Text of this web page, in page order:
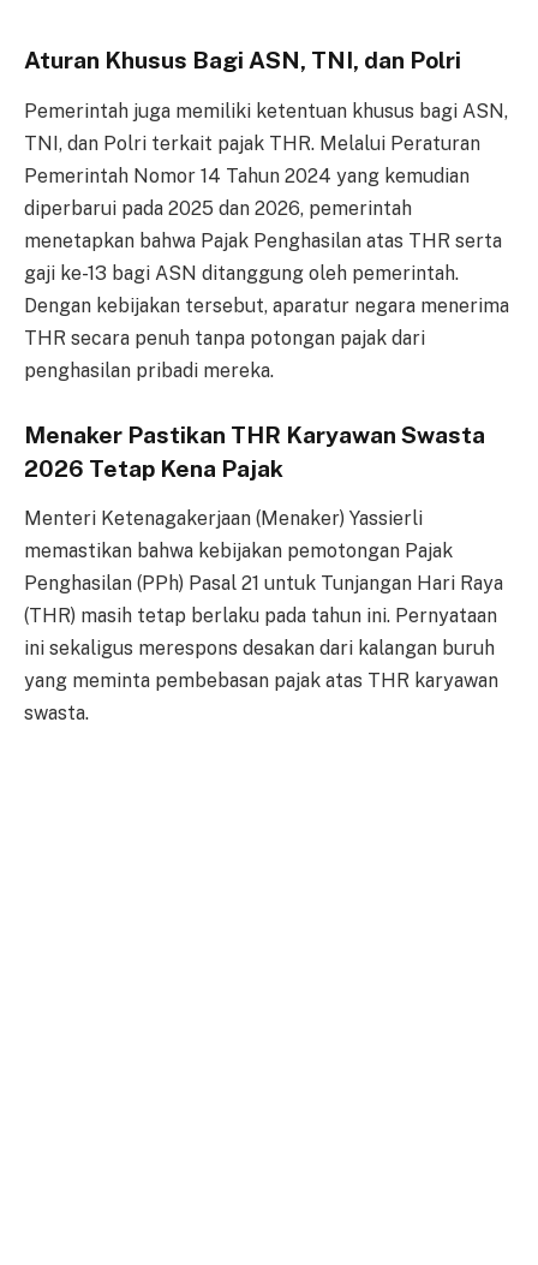
Aturan Khusus Bagi ASN, TNI, dan Polri
Pemerintah juga memiliki ketentuan khusus bagi ASN,
TNI, dan Polri terkait pajak THR. Melalui Peraturan
Pemerintah Nomor 14 Tahun 2024 yang kemudian
diperbarui pada 2025 dan 2026, pemerintah
menetapkan bahwa Pajak Penghasilan atas THR serta
gaji ke-13 bagi ASN ditanggung oleh pemerintah.
Dengan kebijakan tersebut, aparatur negara menerima
THR secara penuh tanpa potongan pajak dari
penghasilan pribadi mereka.
Menaker Pastikan THR Karyawan Swasta
2026 Tetap Kena Pajak
Menteri Ketenagakerjaan (Menaker) Yassierli
memastikan bahwa kebijakan pemotongan Pajak
Penghasilan (PPh) Pasal 21 untuk Tunjangan Hari Raya
(THR) masih tetap berlaku pada tahun ini. Pernyataan
ini sekaligus merespons desakan dari kalangan buruh
yang meminta pembebasan pajak atas THR karyawan
swasta.